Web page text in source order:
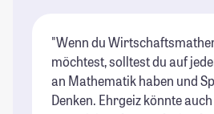
"Wenn du
möchtest, solltest du auf
an Mathematik haben und
Denken. Ehrgeiz könnte